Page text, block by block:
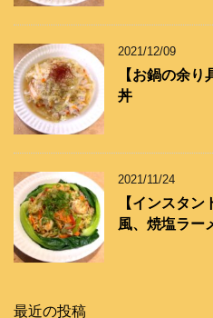
2021/12/09
【お鍋の余
丼
2021/11/24
【インスタ
風、焼塩ラー
最近の投稿